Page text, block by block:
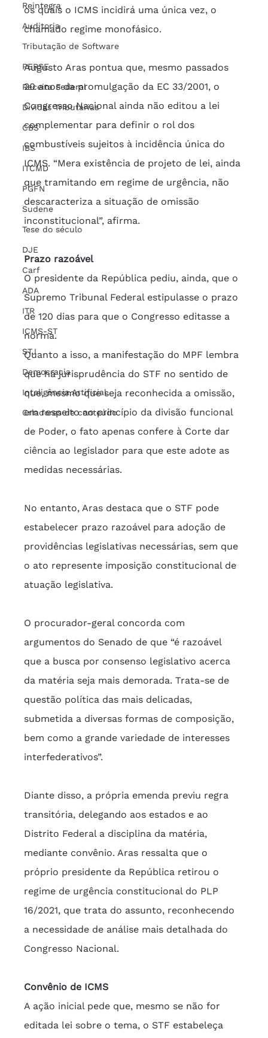
Reintegra
Auditoria
Tributação de Software
PERSE
Receita Federal
Dívidas Tributárias
CBS
IBS
ITCMD
PGFN
Sudene
Tese do século
DJE
Carf
ADA
ITR
ICMS-ST
STJ
Democracia
Inteligência Artificial
Criadores de conteúdo
os quais o ICMS incidirá uma única vez, o
chamado regime monofásico.
Augusto Aras pontua que, mesmo passados
20 anos da promulgação da EC 33/2001, o
Congresso Nacional ainda não editou a lei
complementar para definir o rol dos
combustíveis sujeitos à incidência única do
ICMS. “Mera existência de projeto de lei, ainda
que tramitando em regime de urgência, não
descaracteriza a situação de omissão
inconstitucional”, afirma.
Prazo razoável
O presidente da República pediu, ainda, que o
Supremo Tribunal Federal estipulasse o prazo
de 120 dias para que o Congresso editasse a
norma.
Quanto a isso, a manifestação do MPF lembra
que há jurisprudência do STF no sentido de
que, mesmo que seja reconhecida a omissão,
em respeito ao princípio da divisão funcional
de Poder, o fato apenas confere à Corte dar
ciência ao legislador para que este adote as
medidas necessárias.
No entanto, Aras destaca que o STF pode
estabelecer prazo razoável para adoção de
providências legislativas necessárias, sem que
o ato represente imposição constitucional de
atuação legislativa.
O procurador-geral concorda com
argumentos do Senado de que “é razoável
que a busca por consenso legislativo acerca
da matéria seja mais demorada. Trata-se de
questão política das mais delicadas,
submetida a diversas formas de composição,
bem como a grande variedade de interesses
interfederativos”.
Diante disso, a própria emenda previu regra
transitória, delegando aos estados e ao
Distrito Federal a disciplina da matéria,
mediante convênio. Aras ressalta que o
próprio presidente da República retirou o
regime de urgência constitucional do PLP
16/2021, que trata do assunto, reconhecendo
a necessidade de análise mais detalhada do
Congresso Nacional.
Convênio de ICMS
A ação inicial pede que, mesmo se não for
editada lei sobre o tema, o STF estabeleça